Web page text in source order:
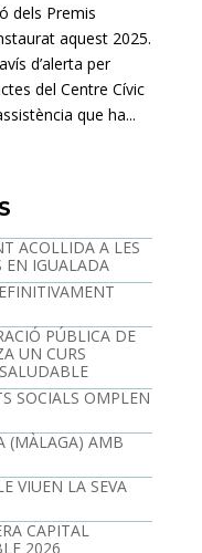
dels Premis
aquest 2025.
d’alerta per
del Centre Cívic
que ha...
ACOLLIDA A LES
EN IGUALADA
PÚBLICA DE
UN CURS
SOCIALS OMPLEN
(MÀLAGA) AMB
VIUEN LA SEVA
CAPITAL
2026